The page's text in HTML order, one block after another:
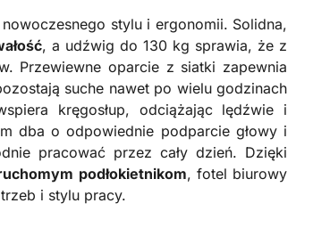
stylu i ergonomii. Solidna,
, a udźwig do 130 kg sprawia, że z
Przewiewne oparcie z siatki zapewnia
suche nawet po wielu godzinach
kręgosłup, odciążając lędźwie i
dba o odpowiednie podparcie głowy i
pracować przez cały dzień. Dzięki
podłokietnikom, fotel biurowy
i stylu pracy.